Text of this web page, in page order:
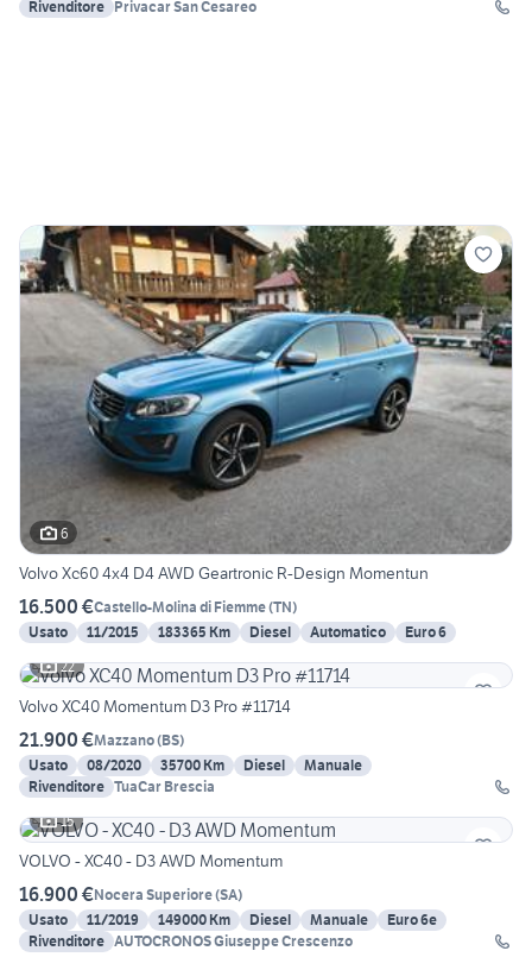
Rivenditore Privacar San Cesareo
6
Volvo Xc60 4x4 D4 AWD Geartronic R-Design Momentun
16.500 €Castello-Molina di Fiemme(TN)
Usato
11/2015 183365 Km Diesel Automatico
Euro 6
22
Volvo XC40 Momentum D3 Pro #11714
21.900 €Mazzano(BS)
Usato
08/2020 35700 Km Diesel
Manuale
Rivenditore TuaCar Brescia
15
VOLVO - XC40 - D3 AWD Momentum
16.900 €Nocera Superiore(SA)
Usato
11/2019 149000 Km Diesel Manuale
Euro 6e
Rivenditore AUTOCRONOS Giuseppe Crescenzo